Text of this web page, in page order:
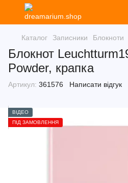
Каталог Записники Блокноти
Блокнот
Powder, крапка
Артикул: 361576 Написати відгук
ВІДЕО
ПІД ЗАМОВЛЕННЯ